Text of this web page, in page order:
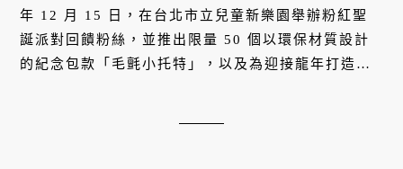
年 12 月 15 日，在台北市立兒童新樂園舉辦粉紅聖
誕派對回饋粉絲，並推出限量 50 個以環保材質設計
的紀念包款「毛氈小托特」，以及為迎接龍年打造的